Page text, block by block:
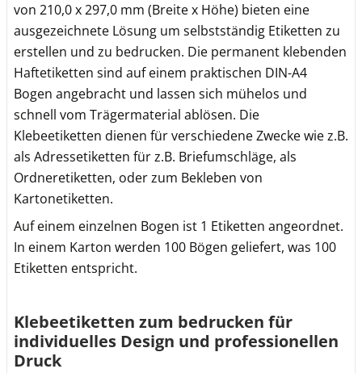
von 210,0 x 297,0 mm (Breite x Höhe) bieten eine
ausgezeichnete Lösung um selbstständig Etiketten zu
erstellen und zu bedrucken. Die permanent klebenden
Haftetiketten sind auf einem praktischen DIN-A4
Bogen angebracht und lassen sich mühelos und
schnell vom Trägermaterial ablösen. Die
Klebeetiketten dienen für verschiedene Zwecke wie z.B.
als Adressetiketten für z.B. Briefumschläge, als
Ordneretiketten, oder zum Bekleben von
Kartonetiketten.
Auf einem einzelnen Bogen ist 1 Etiketten angeordnet.
In einem Karton werden 100 Bögen geliefert, was 100
Etiketten entspricht.
Klebeetiketten zum bedrucken für
individuelles Design und professionellen
Druck